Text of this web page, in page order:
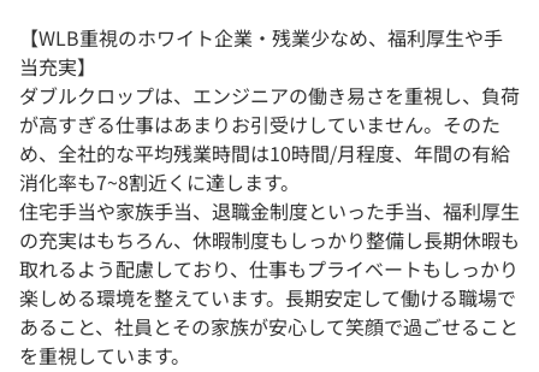
【WLB重視のホワイト企業・残業少なめ、福利厚生や手
当充実】
ダブルクロップは、エンジニアの働き易さを重視し、負荷
が高すぎる仕事はあまりお引受けしていません。そのた
め、全社的な平均残業時間は10時間/月程度、年間の有給
消化率も7~8割近くに達します。
住宅手当や家族手当、退職金制度といった手当、福利厚生
の充実はもちろん、休暇制度もしっかり整備し長期休暇も
取れるよう配慮しており、仕事もプライベートもしっかり
楽しめる環境を整えています。長期安定して働ける職場で
あること、社員とその家族が安心して笑顔で過ごせること
を重視しています。